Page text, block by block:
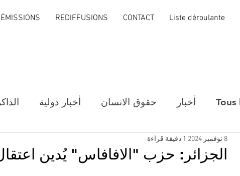
ÉMISSIONS REDIFFUSIONS CONTACT Liste déroulante
Tous أخبار حقوق الانسان أخبار دولية
الجزائر: حزب "الافافاس" يُدين
8 نوفمبر 2024 1 دقيقة قراءة